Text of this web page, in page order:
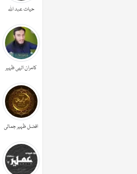
حیات عبد اللہ
کامران الہی ظہیر
افضل ظہیر جمالی